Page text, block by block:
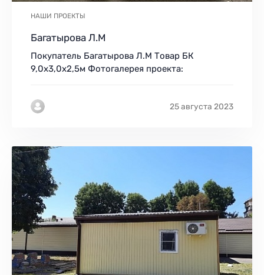
НАШИ ПРОЕКТЫ
Багатырова Л.М
Покупатель Багатырова Л.М Товар БК
9,0х3,0х2,5м Фотогалерея проекта:
25 августа 2023